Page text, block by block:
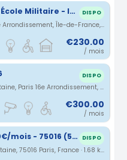
Place de parking École Militaire - INDIGO PARIS JOFFRE SUFFREN DISPO
19 Place Joffre, Paris 7e Arrondissement, Île-de-France, Frankreich · 1.66 km
€230.00
/ mois
DISPO
52 Rue Jean de la Fontaine, Paris 16e Arrondissement, Île-de-France, France · 1.68 km
€300.00
/ mois
Loue parking 300€/mois - 75016 (52 Rue Jean de La Fontaine) DISPO
52 Rue Jean De La Fontaine, 75016 Paris, France · 1.68 km